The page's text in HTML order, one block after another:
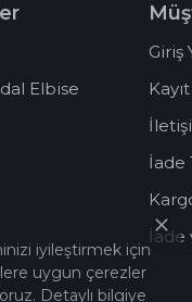
iyileştirmek için
uygun çerezler
Detaylı bilgiye
Elbise
Giriş
İade
İade